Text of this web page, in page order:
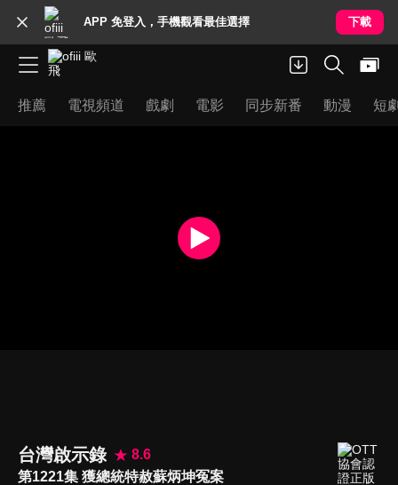
APP 免登入，手機觀看最佳選擇 下載
推薦 電視頻道 戲劇 電影 同步新番 動漫 短
台灣啟示錄
8.6
第1221集 獲總統特赦蘇炳坤冤案